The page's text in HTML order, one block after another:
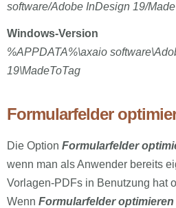
software/Adobe InDesign 19/
Windows-Version
%APPDATA%\axaio
19\MadeToTag
Formularfelder
Die Option Formularfelder
wenn man als Anwender bereits
Vorlagen-PDFs in Benutzung hat
Wenn Formularfelder optimieren